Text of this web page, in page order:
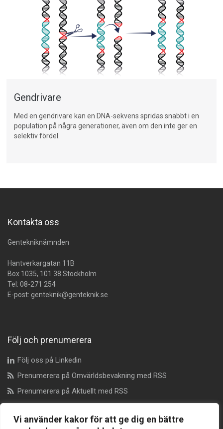
Vi använder kakor för att ge dig en bättre
Gendrivare
Med en gendrivare kan en DNA-sekvens spridas snabbt i en
population på några generationer, även om den inte ger en
selektiv fördel.
Kontakta oss
Gentekniknämnden
Hantverkargatan 11B
Box 1035, 101 38 Stockholm
Tel: 08-271 254
E-post: genteknik@genteknik.se
Följ och prenumerera
Följ oss på Linkedin
Prenumerera på Omvärldsbevakning med RSS
Prenumerera på Aktuellt med RSS